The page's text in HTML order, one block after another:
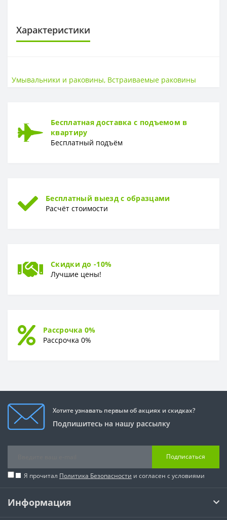
Характеристики
Высота
Умывальники и раковины, Встраиваемые раковины
Бесплатная доставка с подъемом в
квартиру
Бесплатный подъём
Бесплатный выезд с образцами
Расчёт стоимости
Скидки до -10%
Лучшие цены!
Рассрочка 0%
Рассрочка 0%
Хотите узнавать первым об акциях и скидках?
Подпишитесь на нашу рассылку
Подписаться
Я прочитал Политика Безопасности и согласен с условиями
Информация